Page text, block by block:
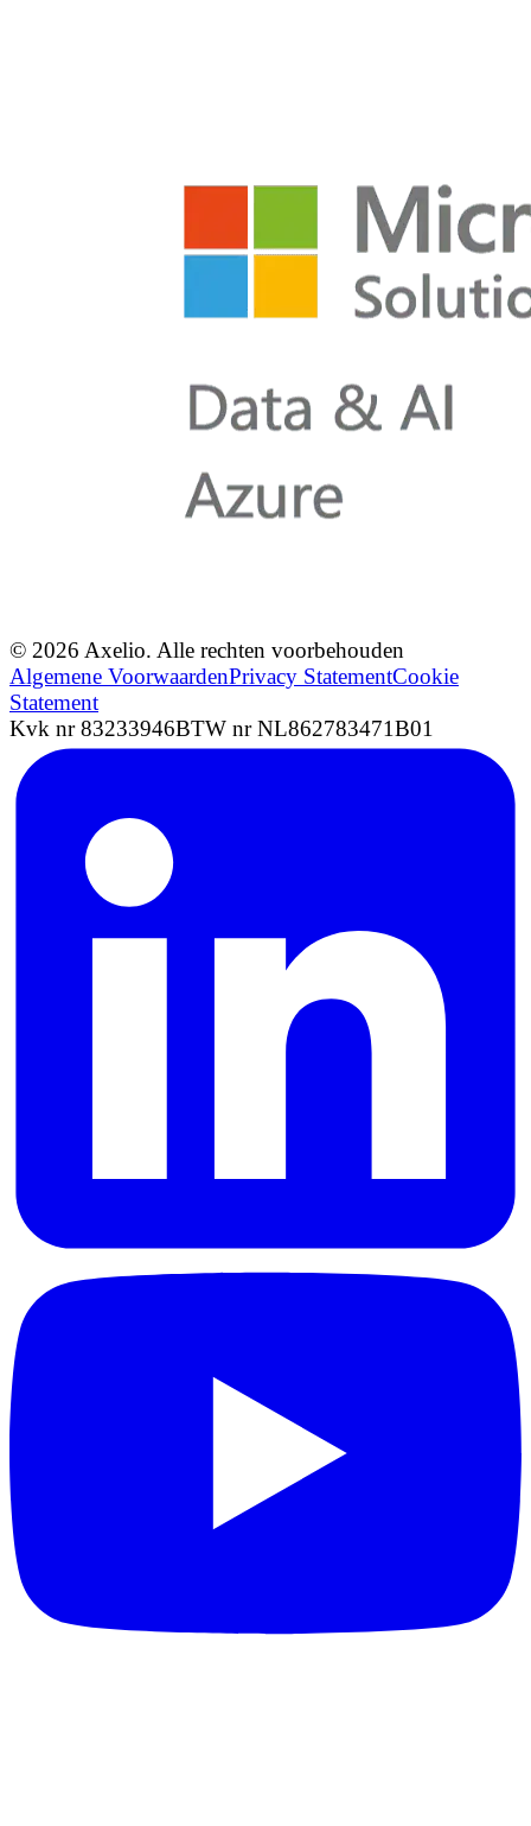
© 2026 Axelio. Alle rechten voorbehouden
Algemene VoorwaardenPrivacy StatementCookie
Statement
Kvk nr 83233946BTW nr NL862783471B01